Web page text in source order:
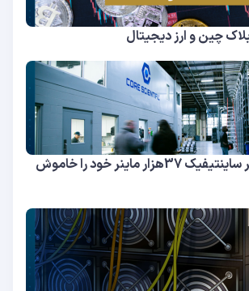
چین و ارز دیجیتال
شرکت ماینینگ کر ساینتیفیک 37هزار ماینر خود را خاموش